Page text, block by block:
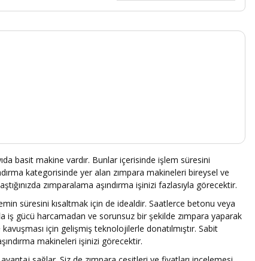
basit makine vardır. Bunlar içerisinde işlem süresini
kategorisinde yer alan zımpara makineleri bireysel ve
zımparalama aşındırma işinizi fazlasıyla görecektir.
süresini kısaltmak için de idealdir. Saatlerce betonu veya
iş gücü harcamadan ve sorunsuz bir şekilde zımpara yaparak
için gelişmiş teknolojilerle donatılmıştır. Sabit
makineleri işinizi görecektir.